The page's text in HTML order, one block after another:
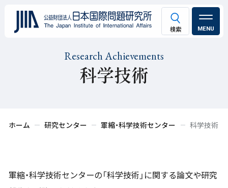
MENU
Research Achievements
科学技術
ホーム 研究センター 軍縮・科学技術センター 科学技術
軍縮・科学技術センターの「科学技術」に関する論文や研究